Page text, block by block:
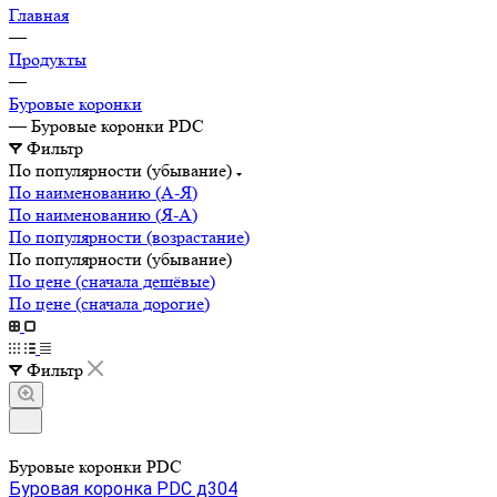
Главная
—
Продукты
—
Буровые коронки
—Буровые коронки PDC
Фильтр
По популярности (убывание)
По наименованию (А-Я)
По наименованию (Я-А)
По популярности (возрастание)
По популярности (убывание)
По цене (сначала дешёвые)
По цене (сначала дорогие)
Фильтр
Буровые коронки PDC
Буровая коронка PDC д304